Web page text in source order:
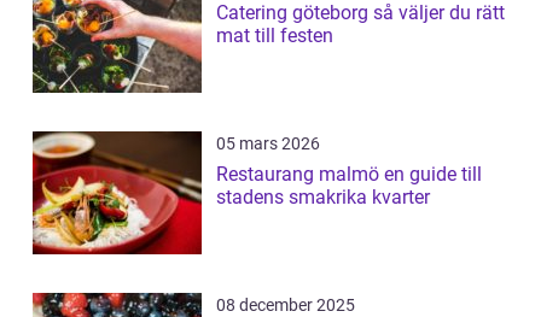
Catering göteborg så väljer du rätt
mat till festen
05 mars 2026
Restaurang malmö en guide till
stadens smakrika kvarter
08 december 2025